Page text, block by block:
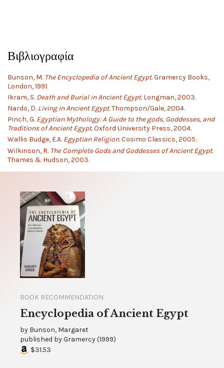
Βιβλιογραφία
Bunson, M. The Encyclopedia of Ancient Egypt.Gramercy Books,
London, 1991.
Ikram, S. Death and Burial in Ancient Egypt.Longman, 2003.
Nardo, D. Living in Ancient Egypt.Thompson/Gale, 2004.
Pinch, G. Egyptian Mythology: A Guide to the gods, Goddesses, and
Traditions of Ancient Egypt.Oxford University Press, 2004.
Wallis Budge, E.A. Egyptian Religion.Cosimo Classics, 2005.
Wilkinson, R. The Complete Gods and Goddesses of Ancient Egypt.
Thames & Hudson, 2003.
BOOK RECOMMENDATION
Encyclopedia of Ancient Egypt
by Bunson, Margaret
published byGramercy(1999)
$31.53